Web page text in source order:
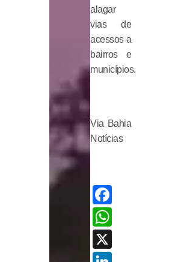
alagar
vias de
acessos a
bairros e
municípios.
Via Bahia
Notícias